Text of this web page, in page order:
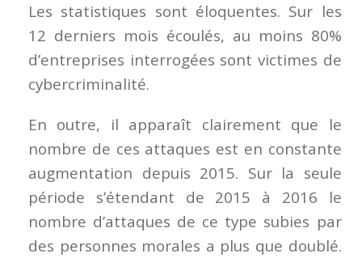
Les statistiques sont éloquentes. Sur les
12 derniers mois écoulés, au moins 80%
d’entreprises interrogées sont victimes de
cybercriminalité.
En outre, il apparaît clairement que le
nombre de ces attaques est en constante
augmentation depuis 2015. Sur la seule
période s’étendant de 2015 à 2016 le
nombre d’attaques de ce type subies par
des personnes morales a plus que doublé.